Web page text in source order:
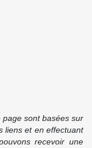
sont basées sur
liens et en effectuant
recevoir une